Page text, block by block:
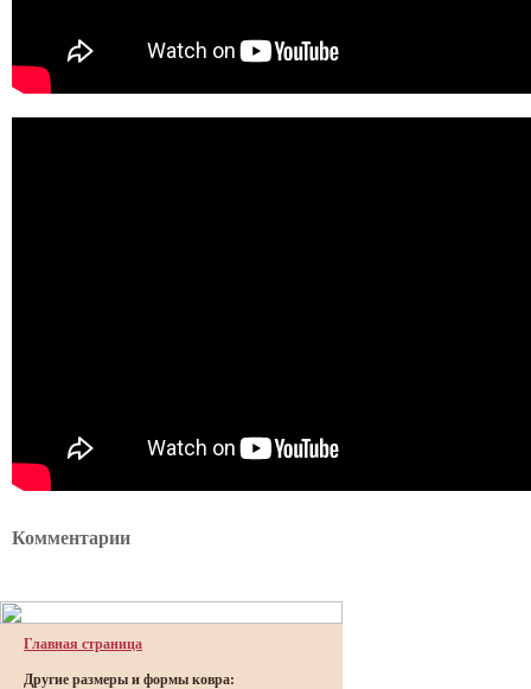
Комментарии
Главная страница
Другие размеры и формы ковра: